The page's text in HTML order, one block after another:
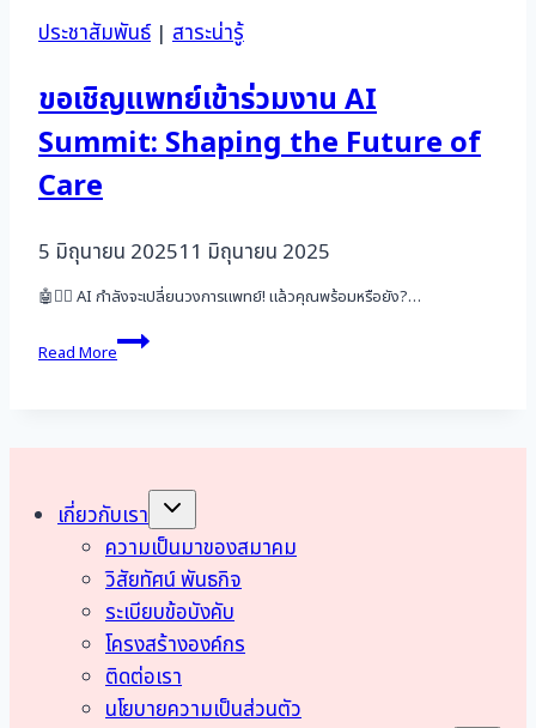
มะเร็ง
ปาก
ครั้ง
ที่
9
ประชาสัมพันธ์| สาระน่ารู้
ขอเชิญแพทย์เข้าร่วมงาน AI
Summit: Shaping the Future of
Care
5 มิถุนายน 202511 มิถุนายน 2025
🤖🧑‍⚕️ AI กำลังจะเปลี่ยนวงการแพทย์! แล้วคุณพร้อมหรือยัง?…
Read More
ขอ
เชิญ
Summit:
Shaping
the
Future
of
Care
เกี่ยวกับเรา
Toggle
menu
ความเป็นมาของสมาคม
วิสัยทัศน์ พันธกิจ
ระเบียบข้อบังคับ
โครงสร้างองค์กร
ติดต่อเรา
นโยบายความเป็นส่วนตัว